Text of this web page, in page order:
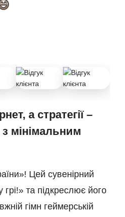
а стратегії –
з мінімальним
Цей сувенірний
грі!» та підкреслює його
гімн геймерській